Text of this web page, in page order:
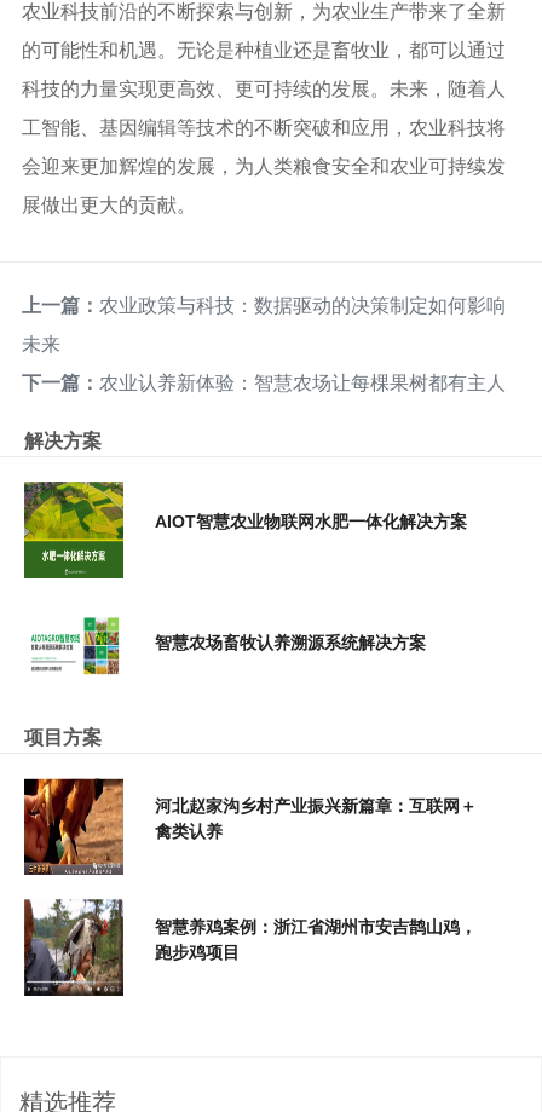
农业科技前沿的不断探索与创新，为农业生产带来了全新
的可能性和机遇。无论是种植业还是畜牧业，都可以通过
科技的力量实现更高效、更可持续的发展。未来，随着人
工智能、基因编辑等技术的不断突破和应用，农业科技将
会迎来更加辉煌的发展，为人类粮食安全和农业可持续发
展做出更大的贡献。
上一篇： 农业政策与科技：数据驱动的决策制定如何影响
未来
下一篇： 农业认养新体验：智慧农场让每棵果树都有主人
解决方案
AIOT智慧农业物联网水肥一体化解决方案
智慧农场畜牧认养溯源系统解决方案
项目方案
河北赵家沟乡村产业振兴新篇章：互联网＋
禽类认养
智慧养鸡案例：浙江省湖州市安吉鹊山鸡，
跑步鸡项目
精选推荐